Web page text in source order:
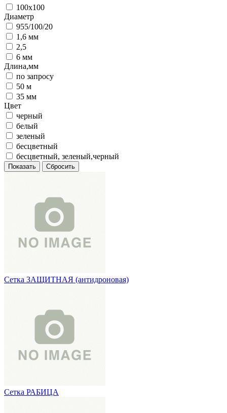
100х100
Диаметр
955/100/20
1,6 мм
2,5
6 мм
Длина,мм
по запросу
50 м
35 мм
Цвет
черный
белый
зеленый
бесцветный
бесцветный, зеленый,черный
Показать Сбросить
Сетка ЗАЩИТНАЯ (антидроновая)
Сетка РАБИЦА